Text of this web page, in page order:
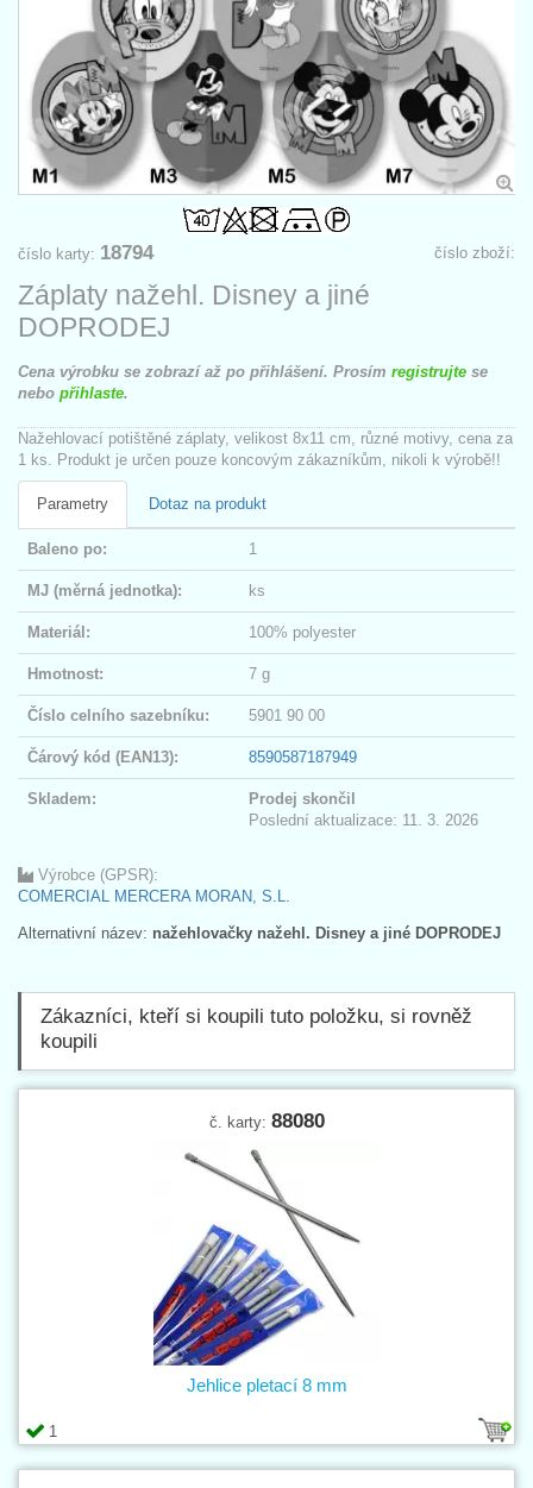
číslo zboží:
číslo karty: 18794
Záplaty nažehl. Disney a jiné
DOPRODEJ
Cena výrobku se zobrazí až po přihlášení. Prosím registrujte se
nebo přihlaste.
Nažehlovací potištěné záplaty, velikost 8x11 cm, různé motivy, cena za
1 ks. Produkt je určen pouze koncovým zákazníkům, nikoli k výrobě!!
Parametry Dotaz na produkt
Baleno po: 1
MJ (měrná jednotka): ks
Materiál: 100% polyester
Hmotnost: 7 g
Číslo celního sazebníku: 5901 90 00
Čárový kód (EAN13): 8590587187949
Skladem:
Prodej skončil
Poslední aktualizace: 11. 3. 2026
Výrobce (GPSR):
COMERCIAL MERCERA MORAN, S.L.
Alternativní název: nažehlovačky nažehl. Disney a jiné DOPRODEJ
Zákazníci, kteří si koupili tuto položku, si rovněž
koupili
č. karty: 88080
1
Jehlice pletací 8 mm